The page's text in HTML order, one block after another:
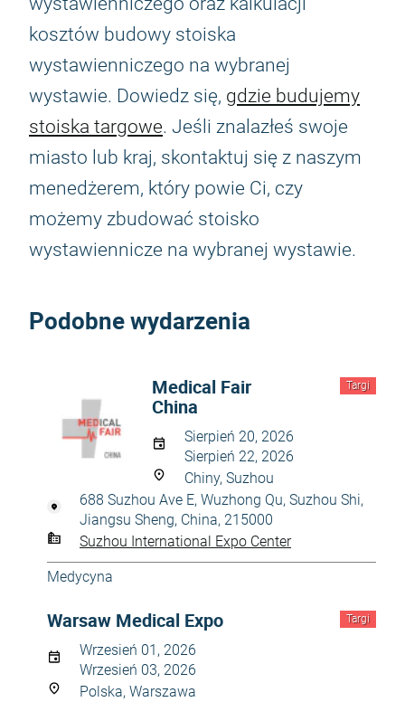
kosztów budowy stoiska
wystawienniczego na wybranej
wystawie. Dowiedz się, gdzie budujemy
stoiska targowe. Jeśli znalazłeś swoje
miasto lub kraj, skontaktuj się z naszym
menedżerem, który powie Ci, czy
możemy zbudować stoisko
wystawiennicze na wybranej wystawie.
Podobne wydarzenia
Targi
Medical Fair
China
Sierpień 20, 2026
Sierpień 22, 2026
Chiny, Suzhou
688 Suzhou Ave E, Wuzhong Qu, Suzhou Shi,
Jiangsu Sheng, China, 215000
Suzhou International Expo Center
Medycyna
Targi
Warsaw Medical Expo
Wrzesień 01, 2026
Wrzesień 03, 2026
Polska, Warszawa